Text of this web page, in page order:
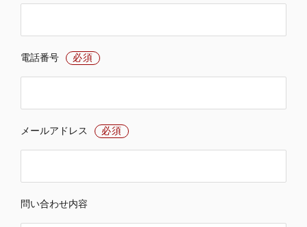
電話番号 必須
メールアドレス 必須
問い合わせ内容